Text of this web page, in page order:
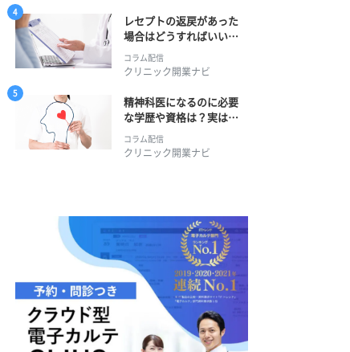
レセプトの返戻があった
場合はどうすればいい？
そのプロセスとは？
コラム配信
クリニック開業ナビ
精神科医になるのに必要
な学歴や資格は？実は学
士編入学からでも目指せ
る！
コラム配信
クリニック開業ナビ